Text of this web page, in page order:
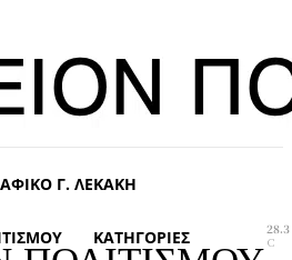
Γ. ΛΕΚΆΚΗ
ΚΑΤΗΓΟΡΊΕΣ
28.3
C